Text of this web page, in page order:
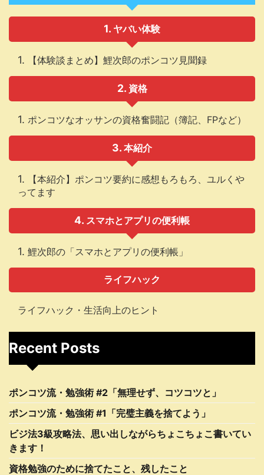
ヤバい体験
【体験談まとめ】鯉次郎のポンコツ見聞録
資格
ポンコツなオッサンの資格奮闘記（簿記、FPなど）
本紹介
【本紹介】ポンコツ要約に感想もろもろ、ユルくや
ってます
スマホとアプリの便利帳
鯉次郎の「スマホとアプリの便利帳」
ライフハック
ライフハック・生活向上のヒント
Recent Posts
ポンコツ流・勉強術 #2「無理せず、コツコツと」
ポンコツ流・勉強術 #1「完璧主義を捨てよう」
ビジ法3級攻略法、思い出しながらちょこちょこ書いてい
きます！
資格勉強のために捨てたこと、残したこと